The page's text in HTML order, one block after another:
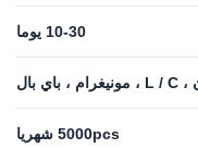
10-30 يوما
5000pcs شهريا